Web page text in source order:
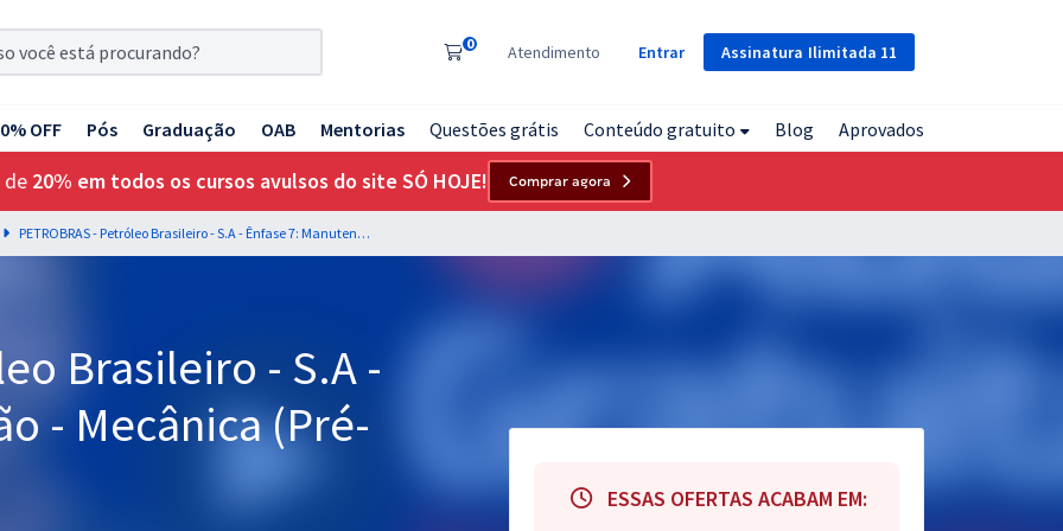
Assinatura Ilimitada 11
0 Atendimento Entrar
OFF Pós Graduação OAB Mentorias Questões grátis Conteúdo gratuito Blog Aprovados
de 20% em todos os cursos avulsos do site SÓ HOJE! Comprar agora
PETROBRAS - Petróleo Brasileiro - S.A - Ênfase 7: Manutenção - Mecânica (Pré-Edital)
Brasileiro - S.A -
- Mecânica (Pré-
ESSAS OFERTAS ACABAM EM: